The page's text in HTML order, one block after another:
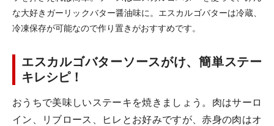
な大好きガーリックバター醤油味に。エスカルゴバターは冷蔵、
冷凍保存が可能なので作り置きがおすすめです。
エスカルゴバターソースがけ、簡単ステー
キレシピ！
おうちで美味しいステーキを焼きましょう。肉はサーロ
イン、リブロース、ヒレとお好みですが、赤身の肉はオ